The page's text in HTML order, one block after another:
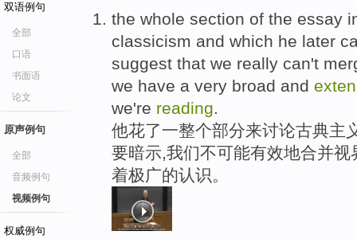
双语例句
全部
口语
书面语
论文
原声例句
全部
音频例句
视频例句
权威例句
the whole section of the essay
classicism and which he later
suggest that we really can't
we have a very broad and
we're reading.
他花了一整个部分来讨论古典主
要暗示,我们不可能有效地合并
着极广的认识。